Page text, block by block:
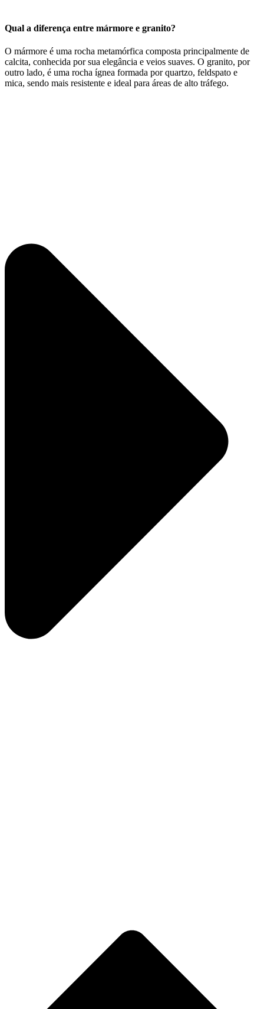
Qual a diferença entre mármore e granito?
O mármore é uma rocha metamórfica composta principalmente de
calcita, conhecida por sua elegância e veios suaves. O granito, por
outro lado, é uma rocha ígnea formada por quartzo, feldspato e
mica, sendo mais resistente e ideal para áreas de alto tráfego.